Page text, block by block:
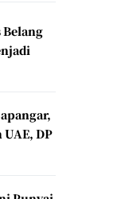
DP